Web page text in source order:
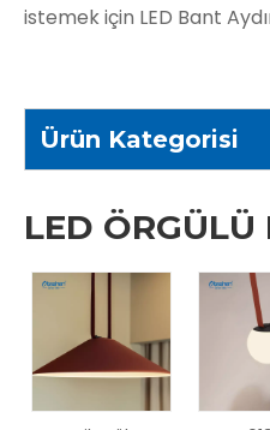
istemek için LED Bant
iletişime geçin. Hızlı bir
Ürün Kategorisi
LED ÖRGÜLÜ